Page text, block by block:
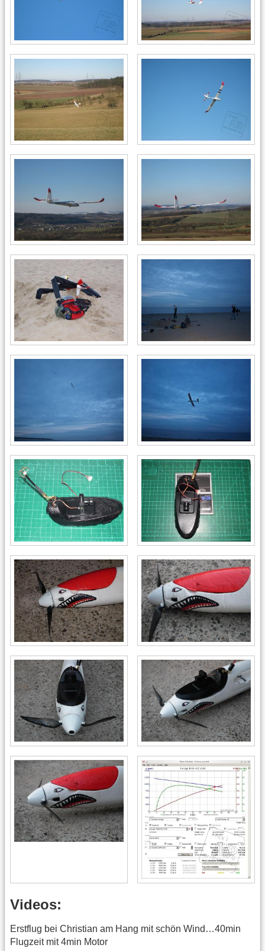
Videos:
Erstflug bei Christian am Hang mit schön Wind…40min
Flugzeit mit 4min Motor